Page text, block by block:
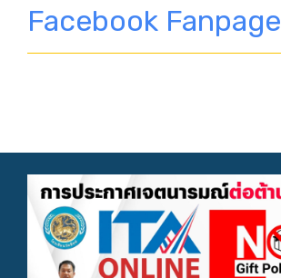
Facebook Fanpage